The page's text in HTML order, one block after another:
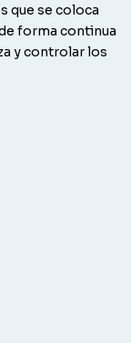
que se coloca
forma continua
y controlar los